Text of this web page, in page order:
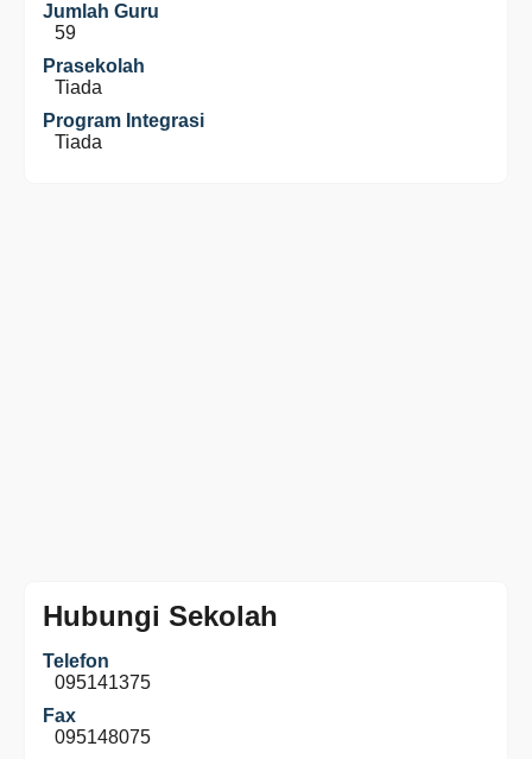
Jumlah Guru
59
Prasekolah
Tiada
Program Integrasi
Tiada
Hubungi Sekolah
Telefon
095141375
Fax
095148075